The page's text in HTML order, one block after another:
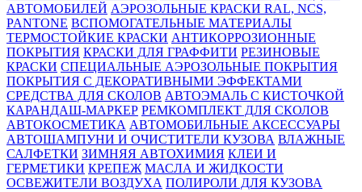
АВТОМОБИЛЕЙ АЭРОЗОЛЬНЫЕ КРАСКИ RAL, NCS,
PANTONE ВСПОМОГАТЕЛЬНЫЕ МАТЕРИАЛЫ
ТЕРМОСТОЙКИЕ КРАСКИ АНТИКОРРОЗИОННЫЕ
ПОКРЫТИЯ КРАСКИ ДЛЯ ГРАФФИТИ РЕЗИНОВЫЕ
КРАСКИ СПЕЦИАЛЬНЫЕ АЭРОЗОЛЬНЫЕ ПОКРЫТИЯ
ПОКРЫТИЯ С ДЕКОРАТИВНЫМИ ЭФФЕКТАМИ
СРЕДСТВА ДЛЯ СКОЛОВ АВТОЭМАЛЬ С КИСТОЧКОЙ
КАРАНДАШ-МАРКЕР РЕМКОМПЛЕКТ ДЛЯ СКОЛОВ
АВТОКОСМЕТИКА АВТОМОБИЛЬНЫЕ АКСЕССУАРЫ
АВТОШАМПУНИ И ОЧИСТИТЕЛИ КУЗОВА ВЛАЖНЫЕ
САЛФЕТКИ ЗИМНЯЯ АВТОХИМИЯ КЛЕИ И
ГЕРМЕТИКИ КРЕПЕЖ МАСЛА И ЖИДКОСТИ
ОСВЕЖИТЕЛИ ВОЗДУХА ПОЛИРОЛИ ДЛЯ КУЗОВА